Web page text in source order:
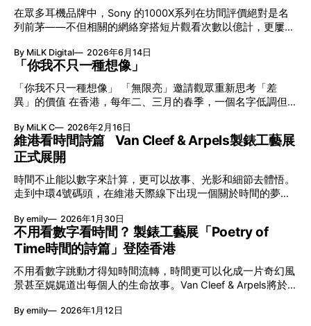
在眾多耳機品牌中，Sony 的1000X系列在坊間評價絕對是名
列前茅——不但相關的網絡穿搭短片觀看次數以億計，更屢獲
VGP 金獎，也是 Amazon 折扣日的大熱推介。
By MiLK Digital 2026年6月14日
「你我不只一種想像」
「你我不只一種想像」 「無限亮」邀請觀眾重新思考「差
異」的價值 在香港，每年二、三月的春季，一個名字低調但
節與香港賽馬會慈善信託基金聯合呈獻，以共融藝術為核心，
八年來不只是帶來無數來自世界各地的優秀節目，更致力於在
本地建立屬於香港的共融創作生態。今年更首度與本地兩大旗
艦藝團強強聯手打造兩部深具意義的作品《遊延》及《弦上光
影》，展開一場前所未有的藝術對話，擦下多元藝術下的流動
能量，全面開展一場無界限嘅藝術旅程。 第八屆「無限亮」
以「你我不只一種想像」為題，從共融角度重新思索「差異」
的價值。不同能力人士是社會多樣性的一部分。每人皆擁有
「不同」能力與特質，當我們一齊生活、一齊創作、互相啟
發，偏見與界線，也自然被藝術溶化。 「無限亮」2026精彩
節目包括: 2月27日至3月1日：帕拉管弦樂團《無邊狂想曲》/
音樂‧舞蹈 (開幕節目) 2月28日至3月1日：
By MiLK C 2026年2月16日
維港看時間詩篇 Van Cleef & Arpels製錶工藝展
正式展開
時間不止能以數字來計算，更可以故事、光影和細節去體悟。
走到中環4號碼頭，在維港天際線下出現一個關於時間的夢幻
覽。由即日至2月8日期間舉行，世家把一貫低調精緻的製錶語
言搬離傳統店舖，放進公共場域，讓時間不只是腕上的個人物
件，而是一場可以與他人一同經歷的詩意旅程。 在碼頭打開
「時間詩集」 走進展場尤如翻開一本時間詩集，藉由不同主
題呈現時間的無限想像。Van Cleef & Arpels的腕錶從來不是
由單純的機械與數字堆砌，更像是腕上的動人故事。 世家以
精湛的製錶技術與敘事美學為核心，讓每一枚腕錶都超越單純
報時的功能，而是把稍縱即逝的瞬間凝結成可以反覆閱讀的畫
By emily 2026年1月30日
不用看數字看時間？ 製錶工藝展「Poetry of
Time時間的詩篇」登陸香港
不用看數字跳動才得知時間流轉，時間更可以化成一片奇幻風
景甚至娓娓道出每個人的生命故事。Van Cleef & Arpels將於1
詩篇」展覽，邀請大家走進由愛情故事、詩意星象、迷人自然
By emily 2026年1月12日